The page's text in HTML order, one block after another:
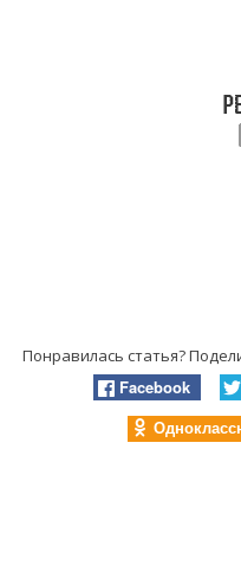
Понравилась статья?
Facebook